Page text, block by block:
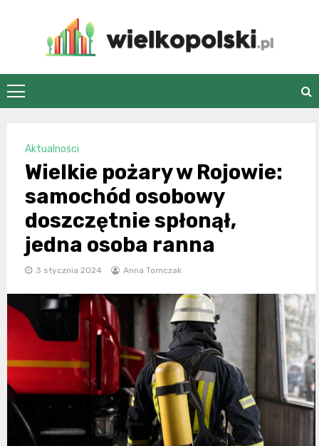
wielkopolski.pl
Aktualności
Wielkie pożary w Rojowie:
samochód osobowy
doszczętnie spłonął,
jedna osoba ranna
3 stycznia 2024 Anna Tomczak